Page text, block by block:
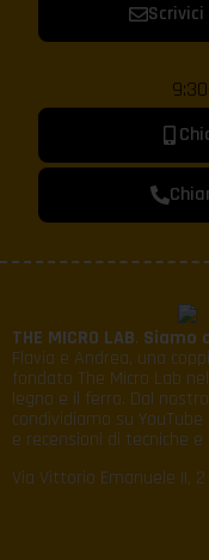
THE MICRO LAB. Siamo
Flavia e Andrea, una
fondato The Micro Lab
legno e il ferro. Dal
condividiamo su
e recensioni di tecniche
Via Vittorio Emanuele II,